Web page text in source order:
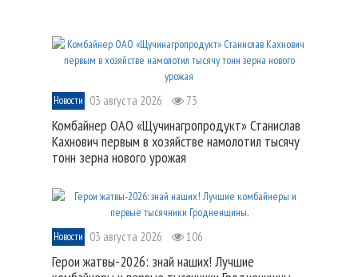
Новости 03 августа 2026 73
Комбайнер ОАО «Щучинагропродукт» Станислав
Кахнович первым в хозяйстве намолотил тысячу
тонн зерна нового урожая
Новости 03 августа 2026 106
Герои жатвы-2026: знай наших! Лучшие